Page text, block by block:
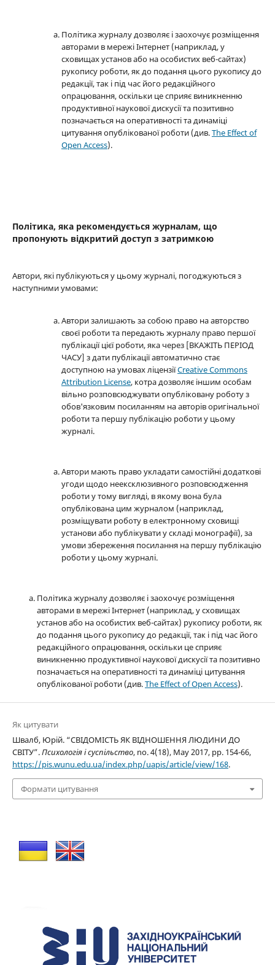
Політика журналу дозволяє і заохочує розміщення
авторами в мережі Інтернет (наприклад, у
сховищах установ або на особистих веб-сайтах)
рукопису роботи, як до подання цього рукопису до
редакції, так і під час його редакційного
опрацювання, оскільки це сприяє виникненню
продуктивної наукової дискусії та позитивно
позначається на оперативності та динаміці
цитування опублікованої роботи (див.The Effect of
Open Access).
Політика, яка рекомендується журналам, що
пропонують відкритий доступ з затримкою
Автори, які публікуються у цьому журналі, погоджуються з
наступними умовами:
Автори залишають за собою право на авторство
своєї роботи та передають журналу право першої
публікації цієї роботи, яка через [ВКАЖІТЬ ПЕРІОД
ЧАСУ] з дати публікації автоматично стає
доступною на умовах ліцензіїCreative Commons
Attribution License, котра дозволяє іншим особам
вільно розповсюджувати опубліковану роботу з
обов'язковим посиланням на авторів оригінальної
роботи та першу публікацію роботи у цьому
журналі.
Автори мають право укладати самостійні додаткові
угоди щодо неексклюзивного розповсюдження
роботи у тому вигляді, в якому вона була
опублікована цим журналом (наприклад,
розміщувати роботу в електронному сховищі
установи або публікувати у складі монографії), за
умови збереження посилання на першу публікацію
роботи у цьому журналі.
Політика журналу дозволяє і заохочує розміщення
авторами в мережі Інтернет (наприклад, у сховищах
установ або на особистих веб-сайтах) рукопису роботи, як
до подання цього рукопису до редакції, так і під час його
редакційного опрацювання, оскільки це сприяє
виникненню продуктивної наукової дискусії та позитивно
позначається на оперативності та динаміці цитування
опублікованої роботи (див.The Effect of Open Access).
Як цитувати
Швалб, Юрій. “СВІДОМІСТЬ ЯК ВІДНОШЕННЯ ЛЮДИНИ ДО
СВІТУ”.Психологія і суспільство, no. 4(18), May 2017, pp. 154-66,
https://pis.wunu.edu.ua/index.php/uapis/article/view/168.
Формати цитування